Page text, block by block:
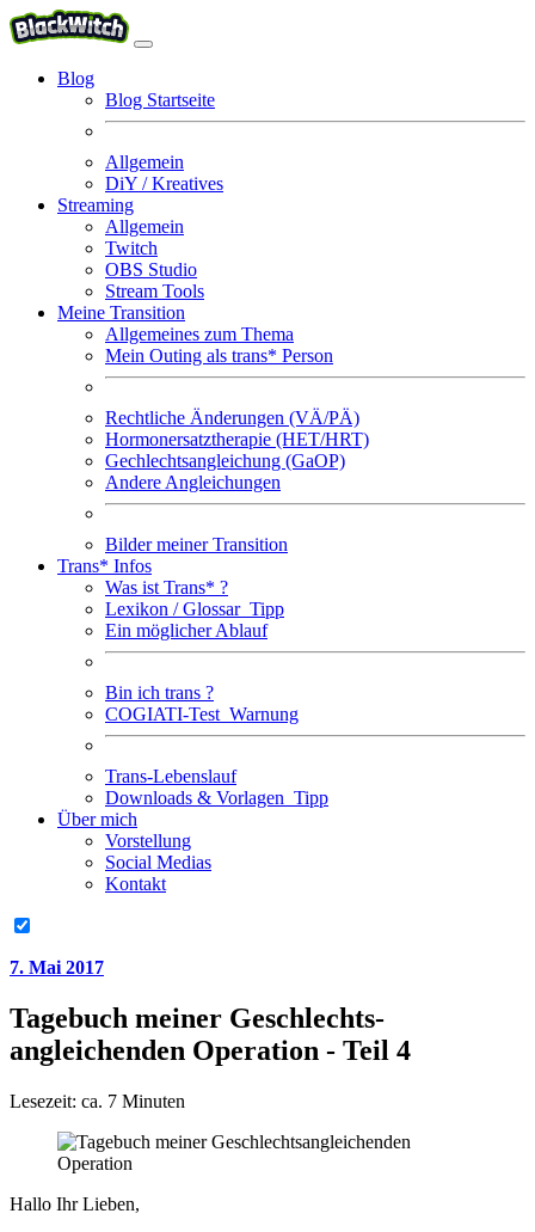
Blog
Blog Startseite
Allgemein
DiY / Kreatives
Streaming
Allgemein
Twitch
OBS Studio
Stream Tools
Meine Transition
Allgemeines zum Thema
Mein Outing als trans* Person
Rechtliche Änderungen (VÄ/PÄ)
Hormonersatztherapie (HET/HRT)
Gechlechtsangleichung (GaOP)
Andere Angleichungen
Bilder meiner Transition
Trans* Infos
Was ist Trans* ?
Lexikon / Glossar Tipp
Ein möglicher Ablauf
Bin ich trans ?
COGIATI-Test Warnung
Trans-Lebenslauf
Downloads & Vorlagen Tipp
Über mich
Vorstellung
Social Medias
Kontakt
7. Mai 2017
Tagebuch meiner Geschlechts-
angleichenden Operation - Teil 4
Lesezeit: ca. 7 Minuten
Hallo Ihr Lieben,